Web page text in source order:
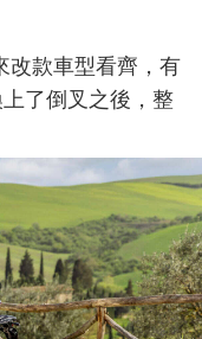
改款車型看齊，有
了倒叉之後，整